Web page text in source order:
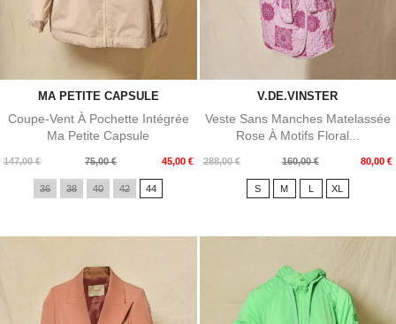
MA PETITE CAPSULE
Coupe-Vent À Pochette Intégrée
Ma Petite Capsule
147,00 €
Prix
75,00 € 45,00 €
Prix
36 38 40 42 44
V.DE.VINSTER
Veste Sans Manches Matelassée
Rose À Motifs Floral...
288,00 €
Prix
160,00 € 80,00 €
Prix
S M XL